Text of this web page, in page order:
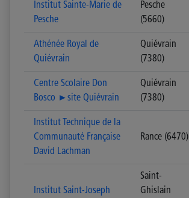
Institut Sainte-Marie de
Pesche
Pesche
(5660)
Athénée Royal de
Quiévrain
Quiévrain
(7380)
Centre Scolaire Don
Bosco ►site Quiévrain
Quiévrain
(7380)
Institut Technique de la
Communauté Française
David Lachman
Rance (6470)
Institut Saint-Joseph
Saint-
Ghislain